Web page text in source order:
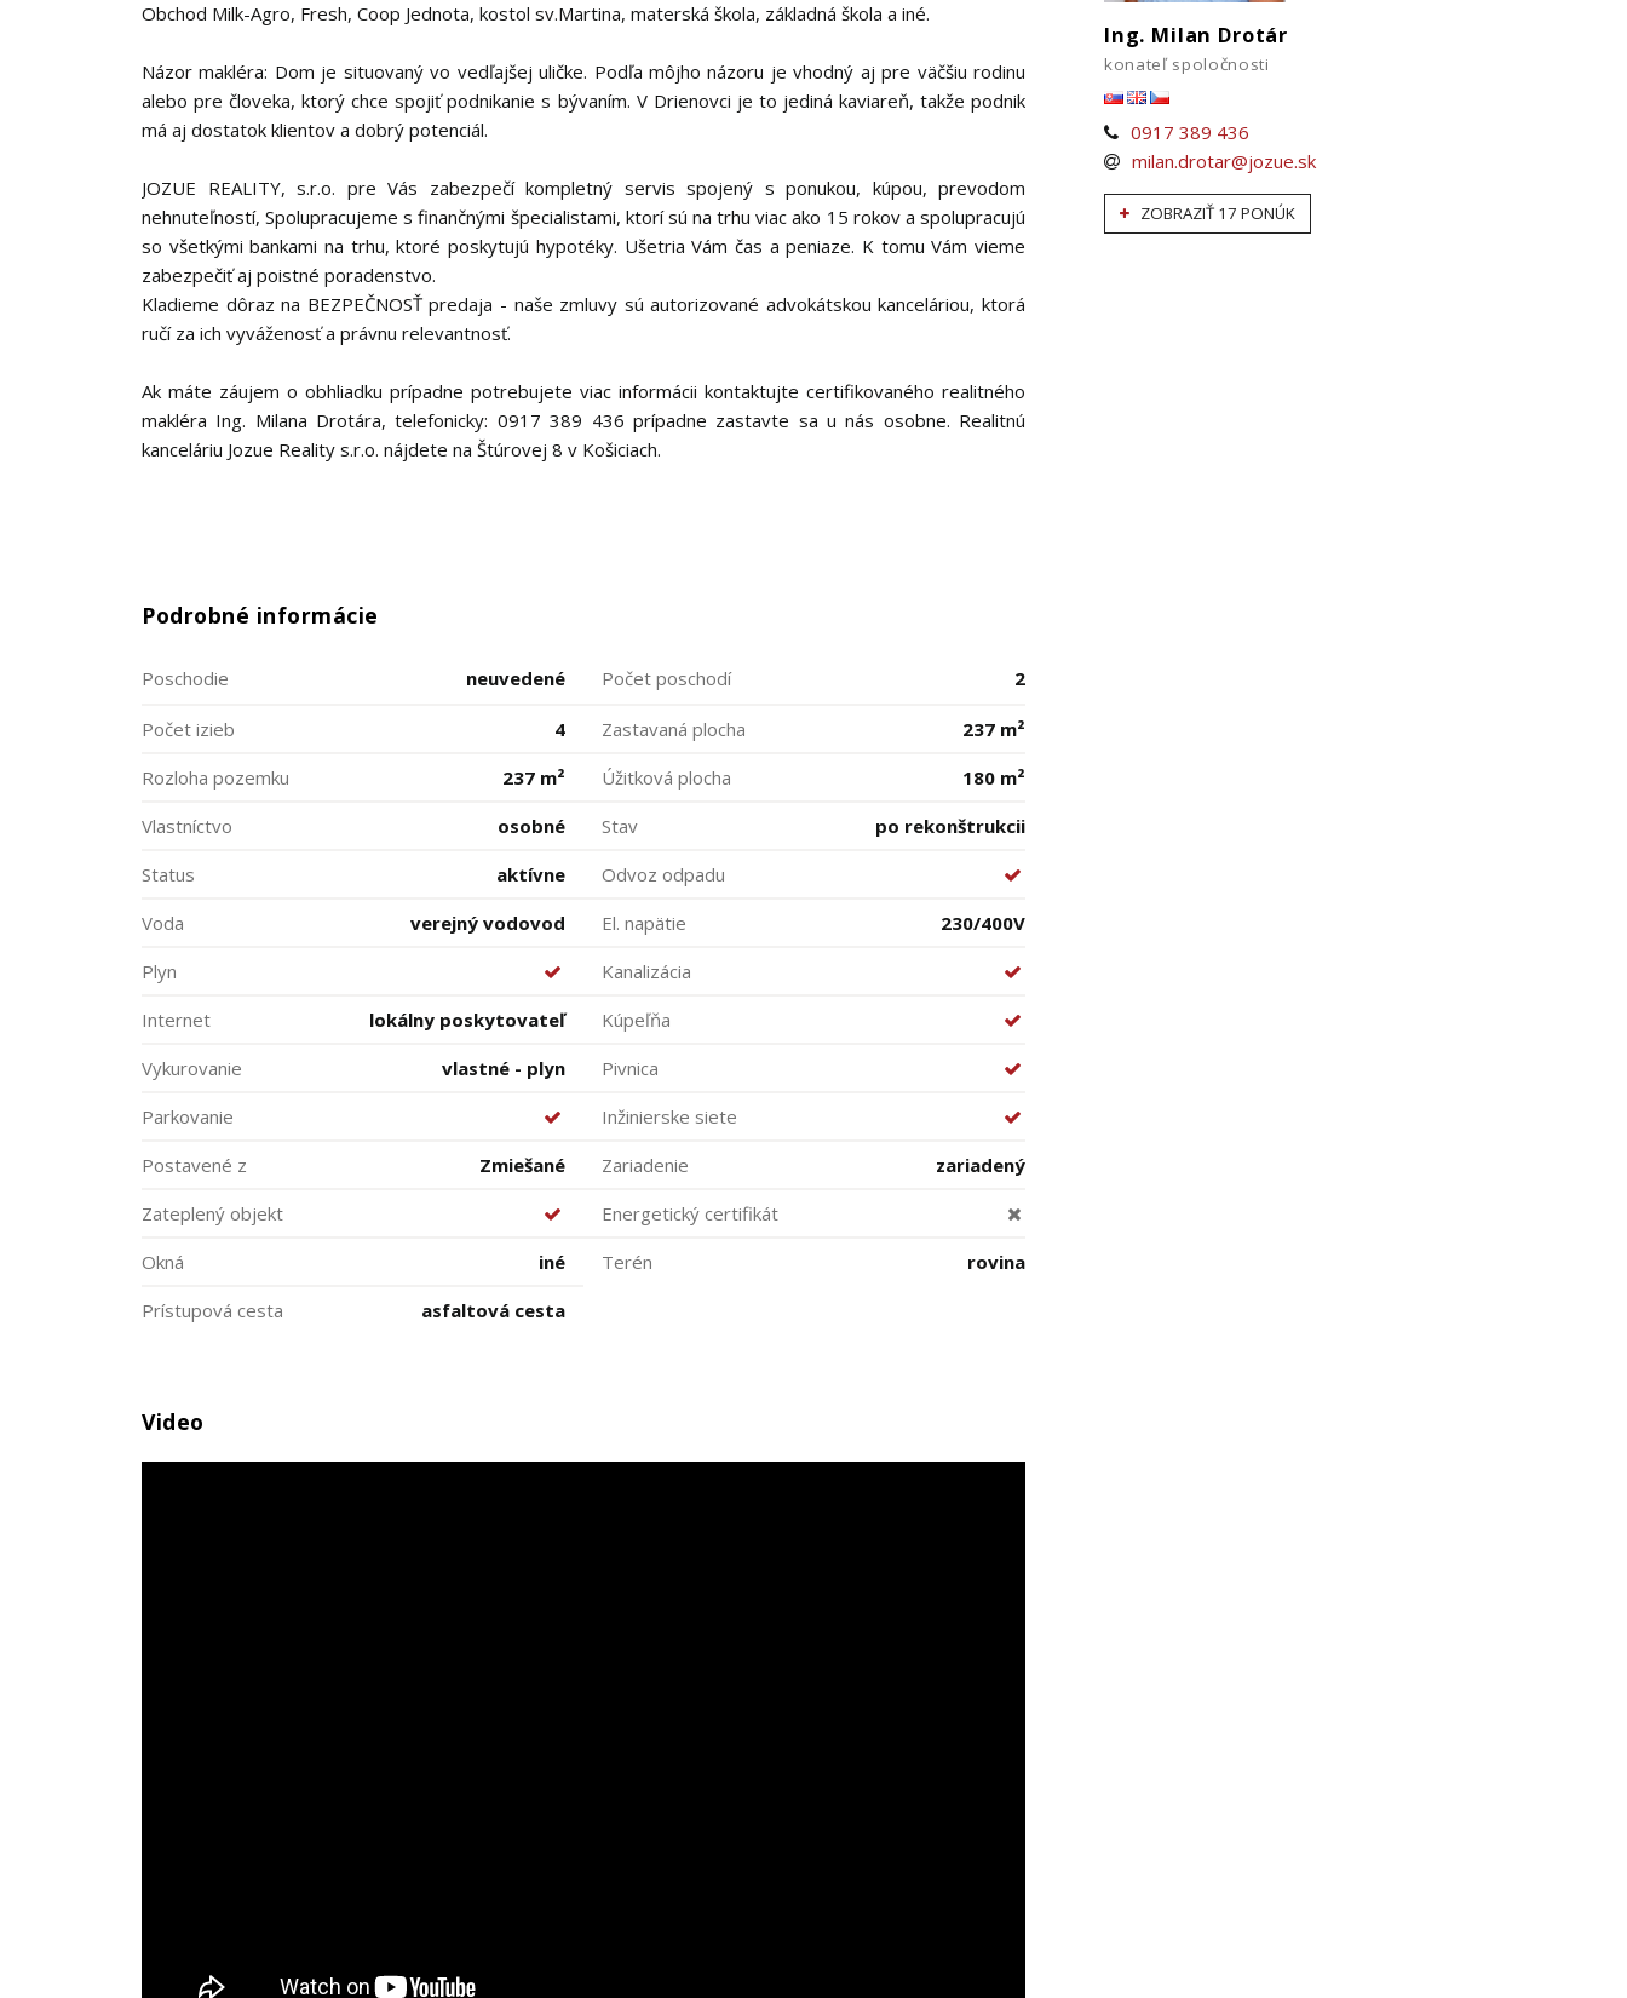
Obchod Milk-Agro, Fresh, Coop Jednota, kostol sv.Martina, materská škola, základná škola a iné.
Názor makléra: Dom je situovaný vo vedľajšej uličke. Podľa môjho názoru je vhodný aj pre väčšiu rodinu
alebo pre človeka, ktorý chce spojiť podnikanie s bývaním. V Drienovci je to jediná kaviareň, takže podnik
má aj dostatok klientov a dobrý potenciál.
JOZUE REALITY, s.r.o. pre Vás zabezpečí kompletný servis spojený s ponukou, kúpou, prevodom
nehnuteľností, Spolupracujeme s finančnými špecialistami, ktorí sú na trhu viac ako 15 rokov a spolupracujú
so všetkými bankami na trhu, ktoré poskytujú hypotéky. Ušetria Vám čas a peniaze. K tomu Vám vieme
zabezpečiť aj poistné poradenstvo.
Kladieme dôraz na BEZPEČNOSŤ predaja - naše zmluvy sú autorizované advokátskou kanceláriou, ktorá
ručí za ich vyváženosť a právnu relevantnosť.
Ak máte záujem o obhliadku prípadne potrebujete viac informácii kontaktujte certifikovaného realitného
makléra Ing. Milana Drotára, telefonicky: 0917 389 436 prípadne zastavte sa u nás osobne. Realitnú
kanceláriu Jozue Reality s.r.o. nájdete na Štúrovej 8 v Košiciach.
Podrobné informácie
Poschodie neuvedené Počet poschodí 2
Počet izieb 4 Zastavaná plocha
237 m²
Rozloha pozemku
237 m² Úžitková plocha
180 m²
Vlastníctvo
osobné Stav
po rekonštrukcii
Status
aktívne
Odvoz odpadu
Voda
verejný vodovod El. napätie
230/400V
Plyn
Kanalizácia
Internet
lokálny poskytovateľ
Kúpeľňa
Vykurovanie
vlastné - plyn
Pivnica
Parkovanie
Inžinierske siete
Postavené z
Zmiešané Zariadenie
zariadený
Zateplený objekt
Energetický certifikát
Okná
iné Terén
rovina
Prístupová cesta
asfaltová cesta
Video
Ing. Milan Drotár
konateľ spoločnosti
0917 389 436
milan.drotar@jozue.sk
ZOBRAZIŤ 17 PONÚK